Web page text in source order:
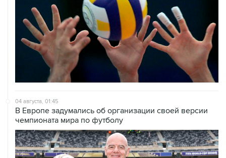
04 августа, 01:45
В Европе задумались об организации своей версии
чемпионата мира по футболу